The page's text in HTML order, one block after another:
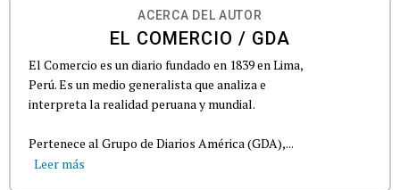
ACERCA DEL AUTOR
EL COMERCIO / GDA
El Comercio es un diario fundado en 1839 en Lima,
Perú. Es un medio generalista que analiza e
interpreta la realidad peruana y mundial.
Pertenece al Grupo de Diarios América (GDA),...
Leer más